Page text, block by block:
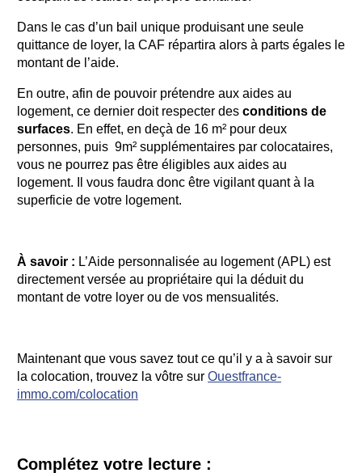
Dans le cas d’un bail unique produisant une seule
quittance de loyer, la CAF répartira alors à parts égales le
montant de l’aide.
En outre, afin de pouvoir prétendre aux aides au
logement, ce dernier doit respecter des conditions de
surfaces. En effet, en deçà de 16 m² pour deux
personnes, puis 9m² supplémentaires par colocataires,
vous ne pourrez pas être éligibles aux aides au
logement. Il vous faudra donc être vigilant quant à la
superficie de votre logement.
À savoir : L’Aide personnalisée au logement (APL) est
directement versée au propriétaire qui la déduit du
montant de votre loyer ou de vos mensualités.
Maintenant que vous savez tout ce qu’il y a à savoir sur
la colocation, trouvez la vôtre sur Ouestfrance-
immo.com/colocation
Complétez votre lecture :